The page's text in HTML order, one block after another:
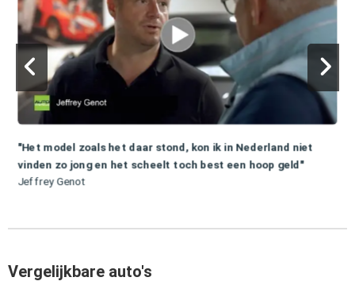
"Het model zoals het daar stond, kon ik in Nederland niet
vinden zo jong en het scheelt toch best een hoop geld"
Jeffrey Genot
Vergelijkbare auto's